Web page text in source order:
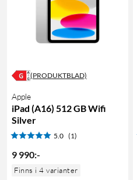
(PRODUKTBLAD)
Apple
iPad (A16) 512 GB Wifi
Silver
5.0 (1)
9 990:-
Finns i 4 varianter